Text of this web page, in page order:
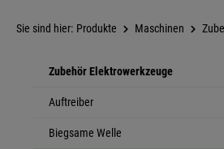
Sie sind hier: Produkte Maschinen
Zubehör Elektrowerkzeuge
Auftreiber
Biegsame Welle